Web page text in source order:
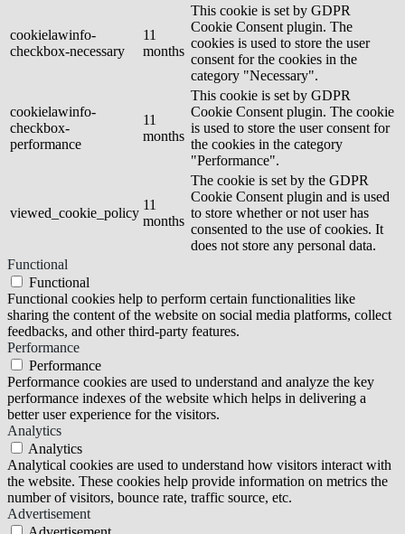
cookielawinfo-
checkbox-necessary
11
months
This cookie is set by GDPR
Cookie Consent plugin. The
cookies is used to store the user
consent for the cookies in the
category "Necessary".
cookielawinfo-
checkbox-
performance
11
months
This cookie is set by GDPR
Cookie Consent plugin. The cookie
is used to store the user consent for
the cookies in the category
"Performance".
viewed_cookie_policy
11
months
The cookie is set by the GDPR
Cookie Consent plugin and is used
to store whether or not user has
consented to the use of cookies. It
does not store any personal data.
Functional
Functional
Functional cookies help to perform certain functionalities like
sharing the content of the website on social media platforms, collect
feedbacks, and other third-party features.
Performance
Performance
Performance cookies are used to understand and analyze the key
performance indexes of the website which helps in delivering a
better user experience for the visitors.
Analytics
Analytics
Analytical cookies are used to understand how visitors interact with
the website. These cookies help provide information on metrics the
number of visitors, bounce rate, traffic source, etc.
Advertisement